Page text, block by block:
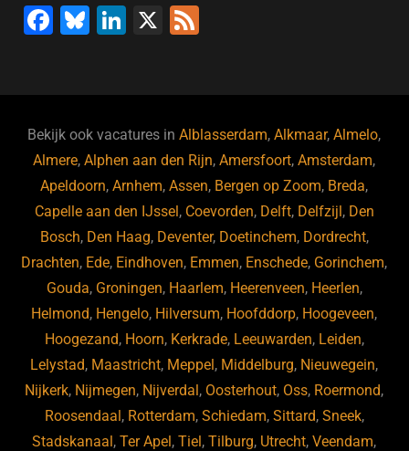
F
b
o
o
k
Bl
ky
Li
dI
n
X
Bekijk ook vacatures inAlblasserdam,Alkmaar,Almelo,
Almere,Alphen aan den Rijn,Amersfoort,Amsterdam,
Apeldoorn,Arnhem,Assen, Bergen op Zoom, Breda,
Capelle aan den IJssel , Coevorden, Delft, Delfzijl , Den
Bosch, Den Haag, Deventer, Doetinchem, Dordrecht,
Drachten, Ede, Eindhoven, Emmen, Enschede, Gorinchem,
Gouda, Groningen, Haarlem, Heerenveen, Heerlen,
Helmond, Hengelo, Hilversum, Hoofddorp, Hoogeveen,
Hoogezand, Hoorn, Kerkrade, Leeuwarden, Leiden,
Lelystad, Maastricht, Meppel , Middelburg, Nieuwegein,
Nijkerk, Nijmegen, Nijverdal , Oosterhout, Oss, Roermond,
Roosendaal , Rotterdam, Schiedam, Sittard, Sneek,
Stadskanaal ,Ter Apel ,Tiel ,Tilburg, Utrecht,Veendam,